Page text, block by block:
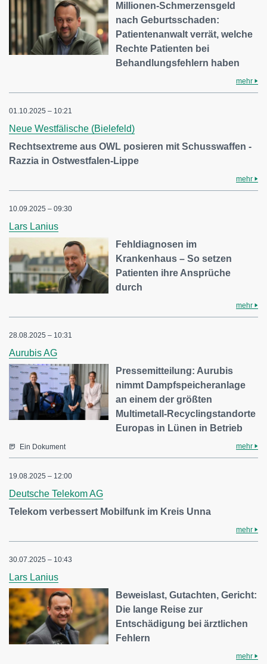
Millionen-Schmerzensgeld
nach Geburtsschaden:
Patientenanwalt verrät, welche
Rechte Patienten bei
Behandlungsfehlern haben
mehr
01.10.2025 – 10:21
Neue Westfälische (Bielefeld)
Rechtsextreme aus OWL posieren mit Schusswaffen -
Razzia in Ostwestfalen-Lippe
mehr
10.09.2025 – 09:30
Lars Lanius
Fehldiagnosen im
Krankenhaus – So setzen
Patienten ihre Ansprüche
durch
mehr
28.08.2025 – 10:31
Aurubis AG
Pressemitteilung: Aurubis
nimmt Dampfspeicheranlage
an einem der größten
Multimetall-Recyclingstandorte
Europas in Lünen in Betrieb
Ein Dokument mehr
19.08.2025 – 12:00
Deutsche Telekom AG
Telekom verbessert Mobilfunk im Kreis Unna
mehr
30.07.2025 – 10:43
Lars Lanius
Beweislast, Gutachten, Gericht:
Die lange Reise zur
Entschädigung bei ärztlichen
Fehlern
mehr